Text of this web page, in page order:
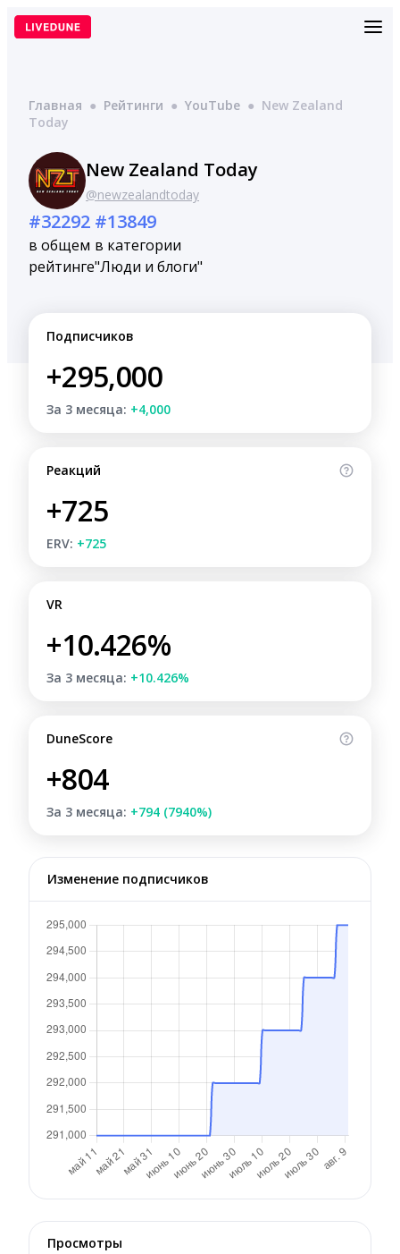
Перейти
Главная ● Рейтинги ● YouTube ● New Zealand
Today
New Zealand Today
@newzealandtoday
#32292
в общем
рейтинге
#13849
в категории
"Люди и блоги"
Подписчиков
+295,000
За 3 месяца: +4,000
Реакций
+725
ERV: +725
VR
+10.426%
За 3 месяца: +10.426%
DuneScore
+804
За 3 месяца: +794 (7940%)
Изменение подписчиков
Просмотры